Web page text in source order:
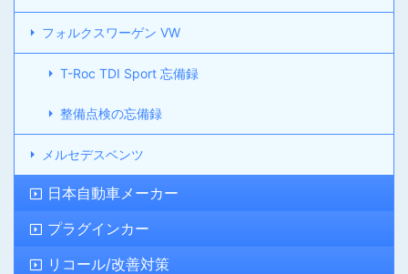
フォルクスワーゲン VW
T-Roc TDI Sport 忘備録
整備点検の忘備録
メルセデスベンツ
日本自動車メーカー
プラグインカー
リコール/改善対策